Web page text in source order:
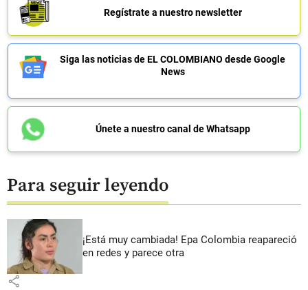
Regístrate a nuestro newsletter
Siga las noticias de EL COLOMBIANO desde Google
News
Únete a nuestro canal de Whatsapp
Para seguir leyendo
¡Está muy cambiada! Epa Colombia reapareció
en redes y parece otra
share